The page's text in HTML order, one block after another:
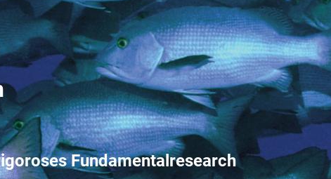
Fundamentalresearch